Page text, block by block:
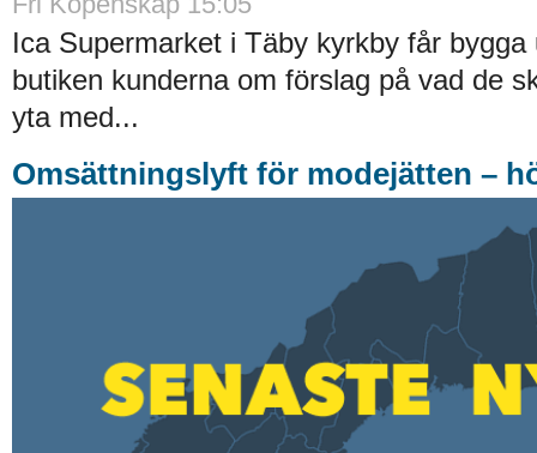
Ica Supermarket i Täby kyrkby får bygga
butiken kunderna om förslag på vad de
yta med...
Omsättningslyft för modejätten –